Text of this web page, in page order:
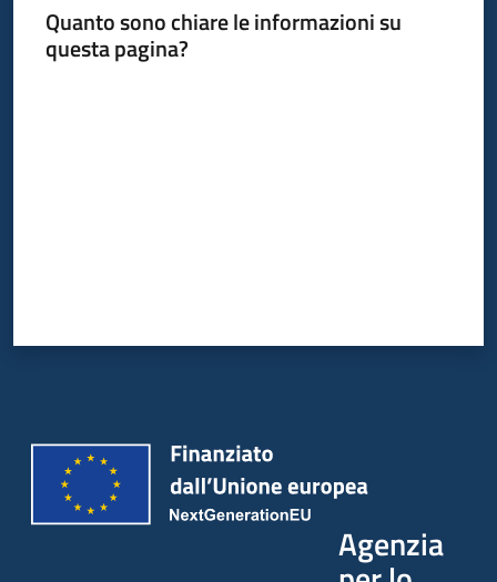
Quanto sono chiare le informazioni su
questa pagina?
Agenzia